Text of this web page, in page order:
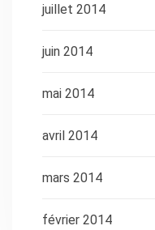
juillet 2014
juin 2014
mai 2014
avril 2014
mars 2014
février 2014